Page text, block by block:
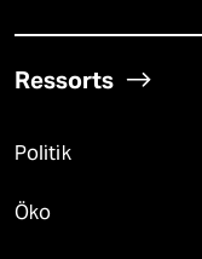
Ressorts
Politik
Öko